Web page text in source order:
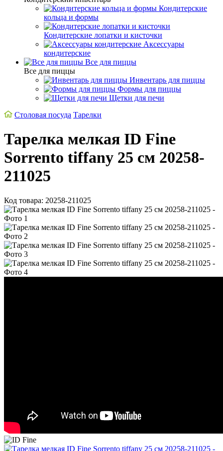
Кондитерские
кольца и формы
Кондитерские лопатки и кисточки
Аксессуары
кондитерские
Все для пиццы
Все для пиццы
Инвентарь для пиццы
Формы для пиццы
Щетки для печи
Столовая посуда Тарелки
Тарелка мелкая ID Fine
Sorrento tiffany 25 см 20258-
211025
Код товара: 20258-211025